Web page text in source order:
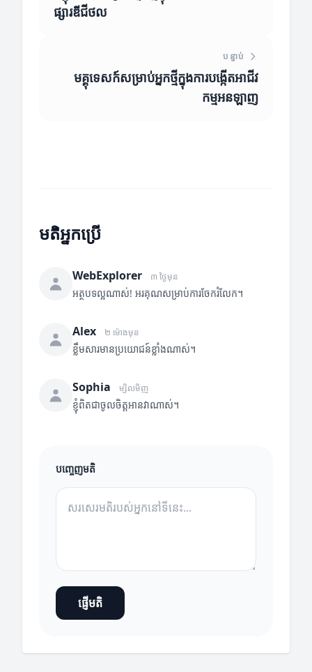
ផ្សារឌីជីថល
បន្ទាប់
មគ្គុទេសក៍សម្រាប់អ្នកថ្មីក្នុងការបង្កើតអាជីវ
កម្មអនឡាញ
មតិអ្នកប្រើ
WebExplorer ៣ ថ្ងៃមុន
អត្ថបទល្អណាស់! អរគុណសម្រាប់ការចែករំលែក។
Alex ២ ម៉ោងមុន
ខ្លឹមសារមានប្រយោជន៍ខ្លាំងណាស់។
Sophia ម្សិលមិញ
ខ្ញុំពិតជាចូលចិត្តអានវាណាស់។
បញ្ចេញមតិ
ផ្ញើមតិ